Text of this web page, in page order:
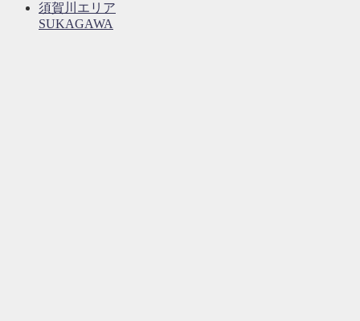
須賀川エリア
SUKAGAWA